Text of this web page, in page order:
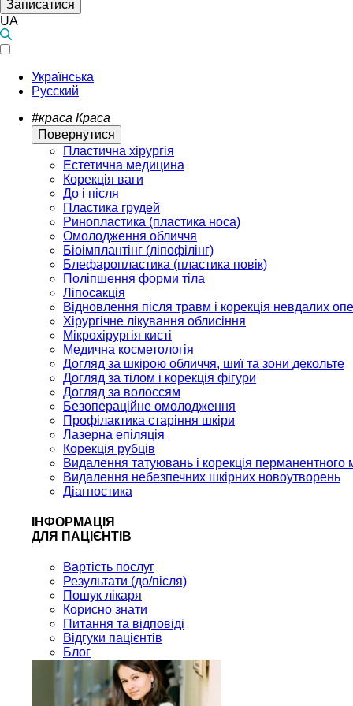
Записатися
UA
Українська
Русский
#краса Краса
Повернутися
Пластична хірургія
Естетична медицина
Корекція ваги
До і після
Пластика грудей
Ринопластика (пластика носа)
Омолодження обличчя
Біоімплантінг (ліпофілінг)
Блефаропластика (пластика повік)
Поліпшення форми тіла
Ліпосакція
Відновлення після травм і корекція невдалих
Хірургічне лікування облисіння
Мікрохірургія кисті
Медична косметологія
Догляд за шкірою обличчя, шиї та зони декольте
Догляд за тілом і корекція фігури
Догляд за волоссям
Безопераційне омолодження
Профілактика старіння шкіри
Лазерна епіляція
Корекція рубців
Видалення татуювань і корекція перманентного
Видалення небезпечних шкірних новоутворень
Діагностика
ІНФОРМАЦІЯ
ДЛЯ ПАЦІЄНТІВ
Вартість послуг
Результати (до/після)
Пошук лікаря
Корисно знати
Питання та відповіді
Відгуки пацієнтів
Блог